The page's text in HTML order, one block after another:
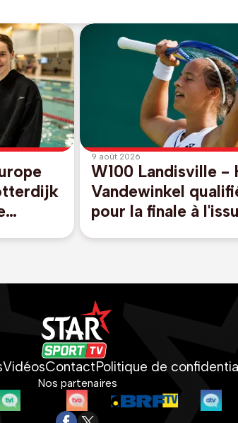
9 août 2026
W100 Landisville -
Vandewinkel
pour la finale à
VidéosContactPolitique de
Nos partenaires